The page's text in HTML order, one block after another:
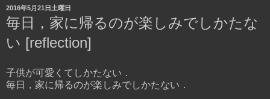
2016年5月21日土曜日
毎日，家に帰るのが楽しみでしかたな
い [reflection]
子供が可愛くてしかたない．
毎日，家に帰るのが楽しみでしかたない．